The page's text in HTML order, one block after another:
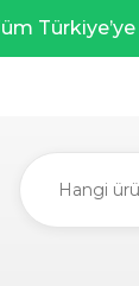
Türkiye’ye